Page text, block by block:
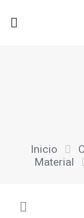
Inicio
Material